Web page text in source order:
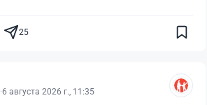
25
·6 августа 2026 г., 11:35